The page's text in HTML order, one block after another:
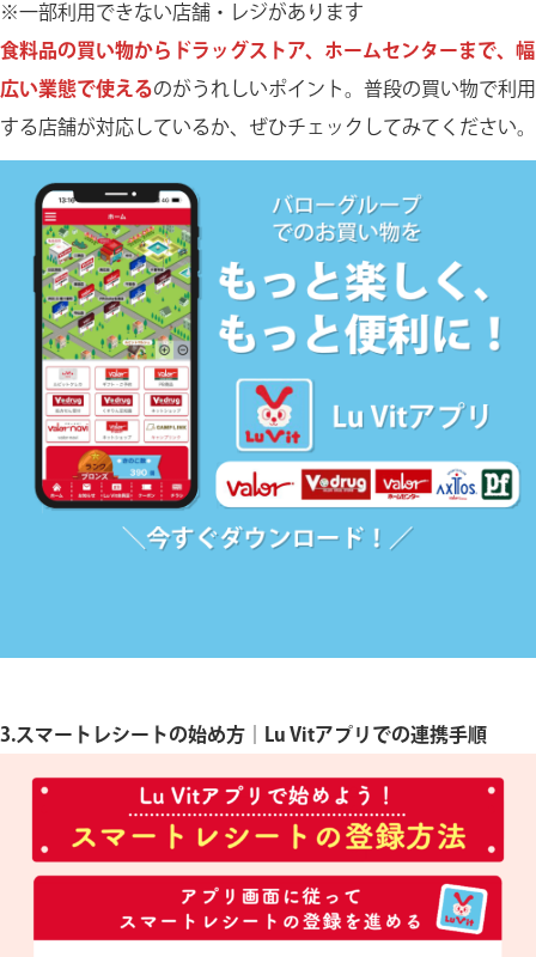
※一部利用できない店舗・レジがあります
食料品の買い物からドラッグストア、ホームセンターまで、幅
広い業態で使えるのがうれしいポイント。普段の買い物で利用
する店舗が対応しているか、ぜひチェックしてみてください。
3.スマートレシートの始め方｜Lu Vitアプリでの連携手順